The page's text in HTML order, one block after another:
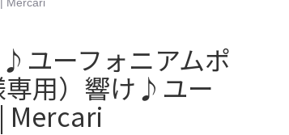
ユーフォニアムポ
用）響け♪ユー
Mercari